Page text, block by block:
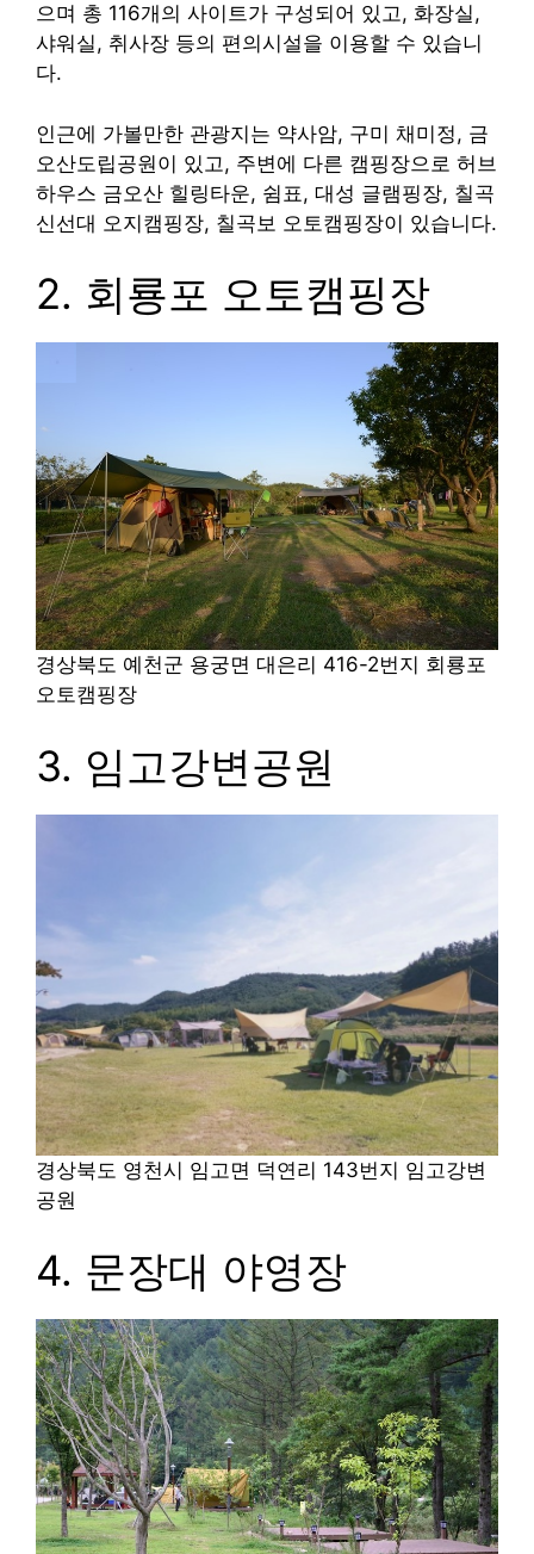
으며 총 116개의 사이트가 구성되어 있고, 화장실,
샤워실, 취사장 등의 편의시설을 이용할 수 있습니
다.
인근에 가볼만한 관광지는 약사암, 구미 채미정, 금
오산도립공원이 있고, 주변에 다른 캠핑장으로 허브
하우스 금오산 힐링타운, 쉼표, 대성 글램핑장, 칠곡
신선대 오지캠핑장, 칠곡보 오토캠핑장이 있습니다.
2. 회룡포 오토캠핑장
경상북도 예천군 용궁면 대은리 416-2번지 회룡포
오토캠핑장
3. 임고강변공원
경상북도 영천시 임고면 덕연리 143번지 임고강변
공원
4. 문장대 야영장